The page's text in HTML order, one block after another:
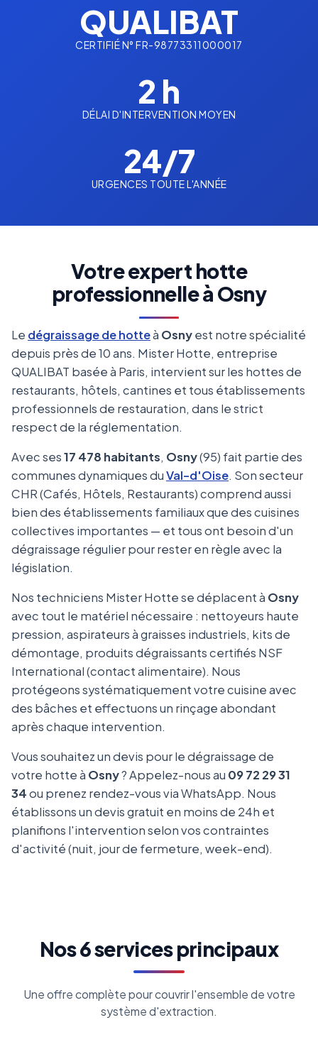
QUALIBAT
CERTIFIÉ N° FR-98773311000017
2 h
DÉLAI D'INTERVENTION MOYEN
24/7
URGENCES TOUTE L'ANNÉE
Votre expert hotte
professionnelle à Osny
Le dégraissage de hotteà Osnyest notre spécialité
depuis près de 10 ans. Mister Hotte, entreprise
QUALIBAT basée à Paris, intervient sur les hottes de
restaurants, hôtels, cantines et tous établissements
professionnels de restauration, dans le strict
respect de la réglementation.
Avec ses17 478 habitants, Osny(95) fait partie des
communes dynamiques duVal-d'Oise. Son secteur
CHR (Cafés, Hôtels, Restaurants) comprend aussi
bien des établissements familiaux que des cuisines
collectives importantes — et tous ont besoin d'un
dégraissage régulier pour rester en règle avec la
législation.
Nos techniciens Mister Hotte se déplacent à Osny
avec tout le matériel nécessaire : nettoyeurs haute
pression, aspirateurs à graisses industriels, kits de
démontage, produits dégraissants certifiés NSF
International (contact alimentaire). Nous
protégeons systématiquement votre cuisine avec
des bâches et effectuons un rinçage abondant
après chaque intervention.
Vous souhaitez un devis pour le dégraissage de
votre hotte à Osny? Appelez-nous au 09 72 29 31
34ou prenez rendez-vous via WhatsApp. Nous
établissons un devis gratuit en moins de 24h et
planifions l'intervention selon vos contraintes
d'activité (nuit, jour de fermeture, week-end).
Nos 6 services principaux
Une offre complète pour couvrir l'ensemble de votre
système d'extraction.